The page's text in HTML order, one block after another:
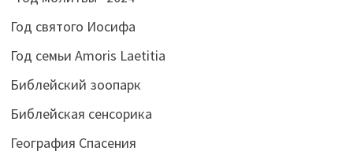
Год святого Иосифа
Год семьи Amoris Laetitia
Библейский зоопарк
Библейская сенсорика
География Спасения